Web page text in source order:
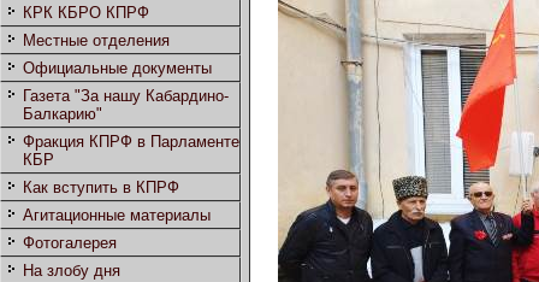
КРК КБРО КПРФ
Местные отделения
Официальные документы
Газета "За нашу Кабардино-
Балкарию"
Фракция КПРФ в Парламенте
КБР
Как вступить в КПРФ
Агитационные материалы
Фотогалерея
На злобу дня